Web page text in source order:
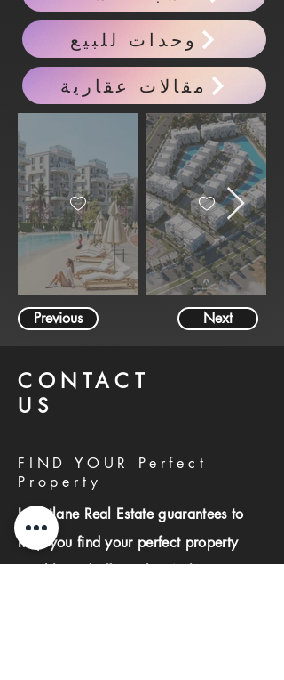
وحدات للبيع
مقالات عقارية
Previous Next
CONTACT
US
FIND YOUR Perfect
Property
Investlane Real Estate guarantees to
help you find your perfect property